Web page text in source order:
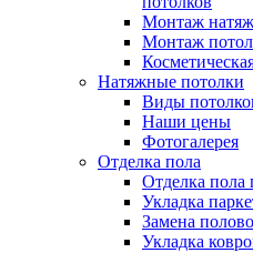
Монтаж
Монтаж
Натяжные потолки
Виды
Наши цены
Фотогалерея
Отделка пола
Отделка пола
Укладка
Замена
Укладка